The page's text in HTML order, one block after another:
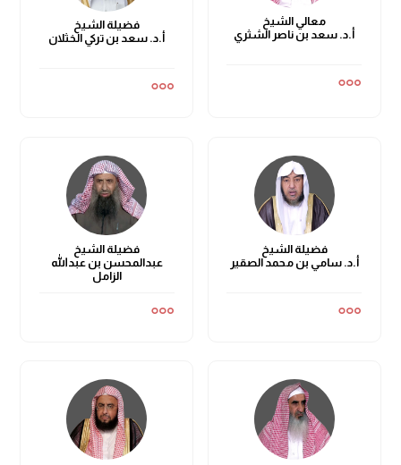
معالي الشيخ
أ.د. سعد بن ناصر الشثري
فضيلة الشيخ
أ.د. سعد بن تركي الخثلان
فضيلة الشيخ
أ.د. سامي بن محمد الصقير
فضيلة الشيخ
عبدالمحسن بن عبدالله
الزامل